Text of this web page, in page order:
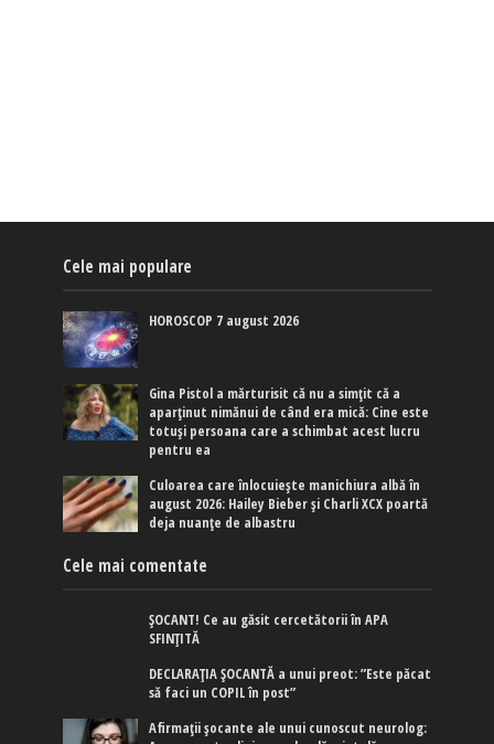
Cele mai populare
HOROSCOP 7 august 2026
Gina Pistol a mărturisit că nu a simțit că a
aparținut nimănui de când era mică: Cine este
totuși persoana care a schimbat acest lucru
pentru ea
Culoarea care înlocuiește manichiura albă în
august 2026: Hailey Bieber și Charli XCX poartă
deja nuanțe de albastru
Cele mai comentate
ȘOCANT! Ce au găsit cercetătorii în APA
SFINȚITĂ
DECLARAȚIA ȘOCANTĂ a unui preot: ”Este păcat
să faci un COPIL în post”
Afirmaţii şocante ale unui cunoscut neurolog: